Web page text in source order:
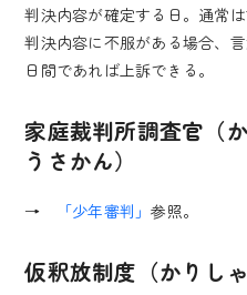
判決内容が確定する日。通常は
判決内容に不服がある場合、
日間であれば上訴できる。
家庭裁判所調査官（
うさかん）
→ 「少年審判」参照。
仮釈放制度（かりし